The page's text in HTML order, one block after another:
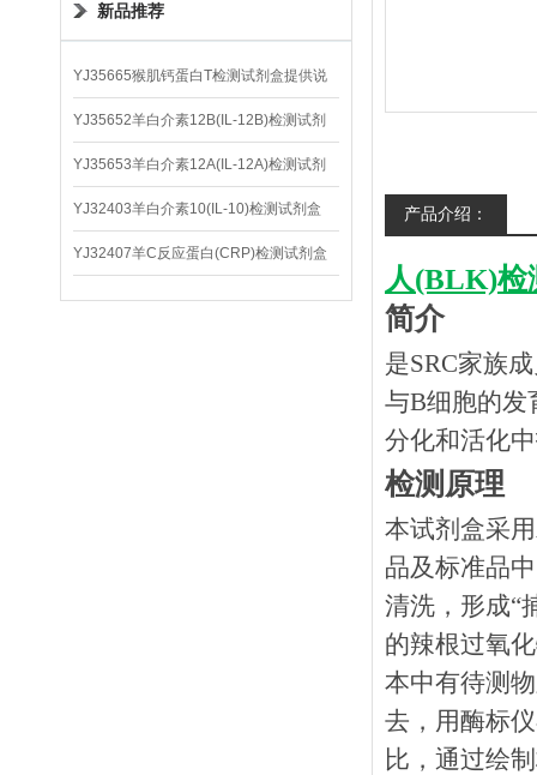
新品推荐
YJ35665猴肌钙蛋白T检测试剂盒提供说
明书
YJ35652羊白介素12B(IL-12B)检测试剂
盒
YJ35653羊白介素12A(IL-12A)检测试剂
盒
YJ32403羊白介素10(IL-10)检测试剂盒
YJ32407羊C反应蛋白(CRP)检测试剂盒
产品介绍：
人(BLK)检
简介
是SRC家族
与B细胞的发
分化和活化
检测原理
本试剂盒采
品及标准品
清洗，形成“
的辣根过氧
本中有待测
去，用酶标
比，通过绘